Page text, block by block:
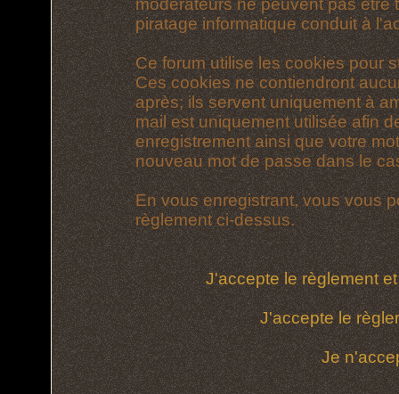
modérateurs ne peuvent pas
piratage informatique conduit à
Ce forum utilise les cookies pour
Ces cookies ne contiendront
après; ils servent uniquement à
mail est uniquement utilisée afin
enregistrement ainsi que votre
nouveau mot de passe dans le
En vous enregistrant, vous vous
règlement ci-dessus.
J'accepte le règlement
J'accepte le
Je